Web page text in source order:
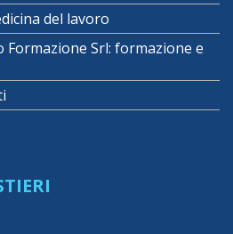
del lavoro
Srl: formazione e